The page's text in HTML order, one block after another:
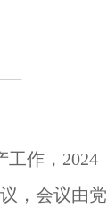
作， 2024
，会议由党